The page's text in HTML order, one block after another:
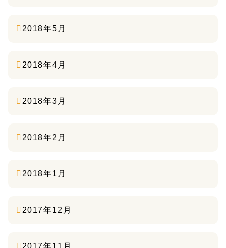
2018年5月
2018年4月
2018年3月
2018年2月
2018年1月
2017年12月
2017年11月